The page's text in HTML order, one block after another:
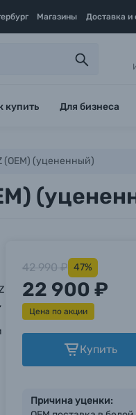
Магазины Доставка и
купить Для бизнеса
(OEM) (уцененный)
42 990 ₽ 47%
22 900 ₽
Цена по акции
Купить
Причина уценки: